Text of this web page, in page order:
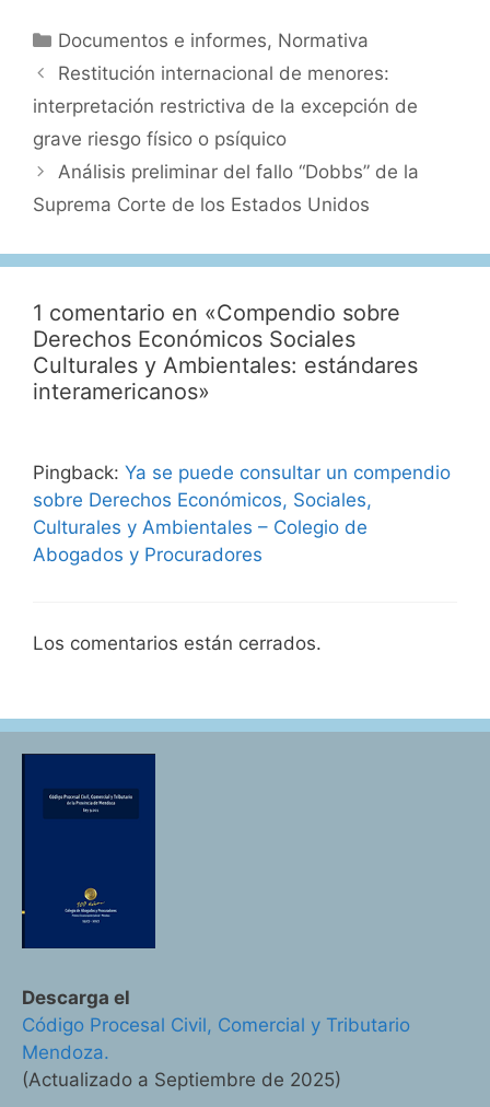
Categorías
Documentos e informes, Normativa
Restitución internacional de menores:
interpretación restrictiva de la excepción de
grave riesgo físico o psíquico
Análisis preliminar del fallo “Dobbs” de la
Suprema Corte de los Estados Unidos
1 comentario en «Compendio sobre
Derechos Económicos Sociales
Culturales y Ambientales: estándares
interamericanos»
Pingback: Ya se puede consultar un compendio
sobre Derechos Económicos, Sociales,
Culturales y Ambientales – Colegio de
Abogados y Procuradores
Los comentarios están cerrados.
Descarga el
Código Procesal Civil, Comercial y Tributario
Mendoza.
(Actualizado a Septiembre de 2025)